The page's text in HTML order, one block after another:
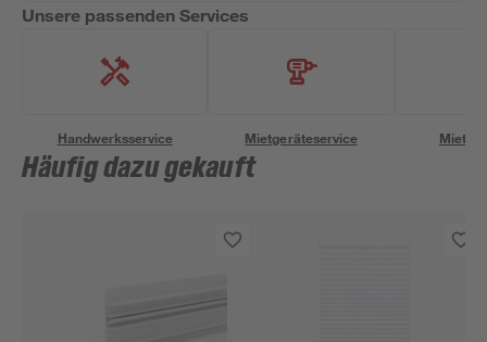
Unsere passenden Services
Handwerksservice Mietgeräteservice
Häufig dazu gekauft